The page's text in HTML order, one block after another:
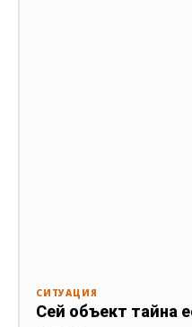
СИТУАЦИЯ
Сей объект тайна